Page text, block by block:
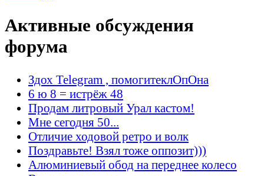
Активные обсуждения
форума
Здох Telegram , помогитеклОпОна
6 ю 8 = истрёж 48
Продам литровый Урал кастом!
Мне сегодня 50...
Отличие ходовой ретро и волк
Поздравьте! Взял тоже оппозит)))
Алюминиевый обод на переднее колесо